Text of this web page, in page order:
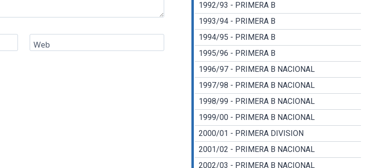
Web
1992/93 - PRIMERA B
1993/94 - PRIMERA B
1994/95 - PRIMERA B
1995/96 - PRIMERA B
1996/97 - PRIMERA B NACIONAL
1997/98 - PRIMERA B NACIONAL
1998/99 - PRIMERA B NACIONAL
1999/00 - PRIMERA B NACIONAL
2000/01 - PRIMERA DIVISION
2001/02 - PRIMERA B NACIONAL
2002/03 - PRIMERA B NACIONAL